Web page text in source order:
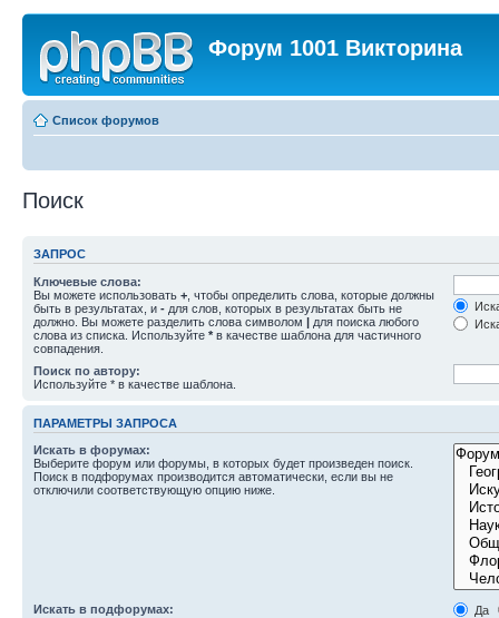
Форум 1001 Викторина
Список форумов
Поиск
ЗАПРОС
Ключевые слова:
Вы можете использовать + , чтобы определить слова, которые должны
быть в результатах, и - для слов, которых в результатах быть не
должно. Вы можете разделить слова символом | для поиска любого
слова из списка. Используйте * в качестве шаблона для частичного
совпадения.
Поиск по автору:
Используйте * в качестве шаблона.
ПАРАМЕТРЫ ЗАПРОСА
Искать в форумах:
Выберите форум или форумы, в которых будет произведен поиск.
Поиск в подфорумах производится автоматически, если вы не
отключили соответствующую опцию ниже.
Искать в подфорумах:
Да